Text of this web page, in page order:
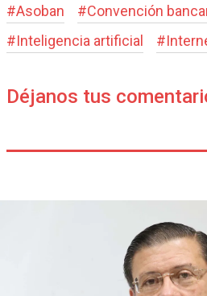
#Asoban #Convención
#Inteligencia artificial #
Déjanos tus